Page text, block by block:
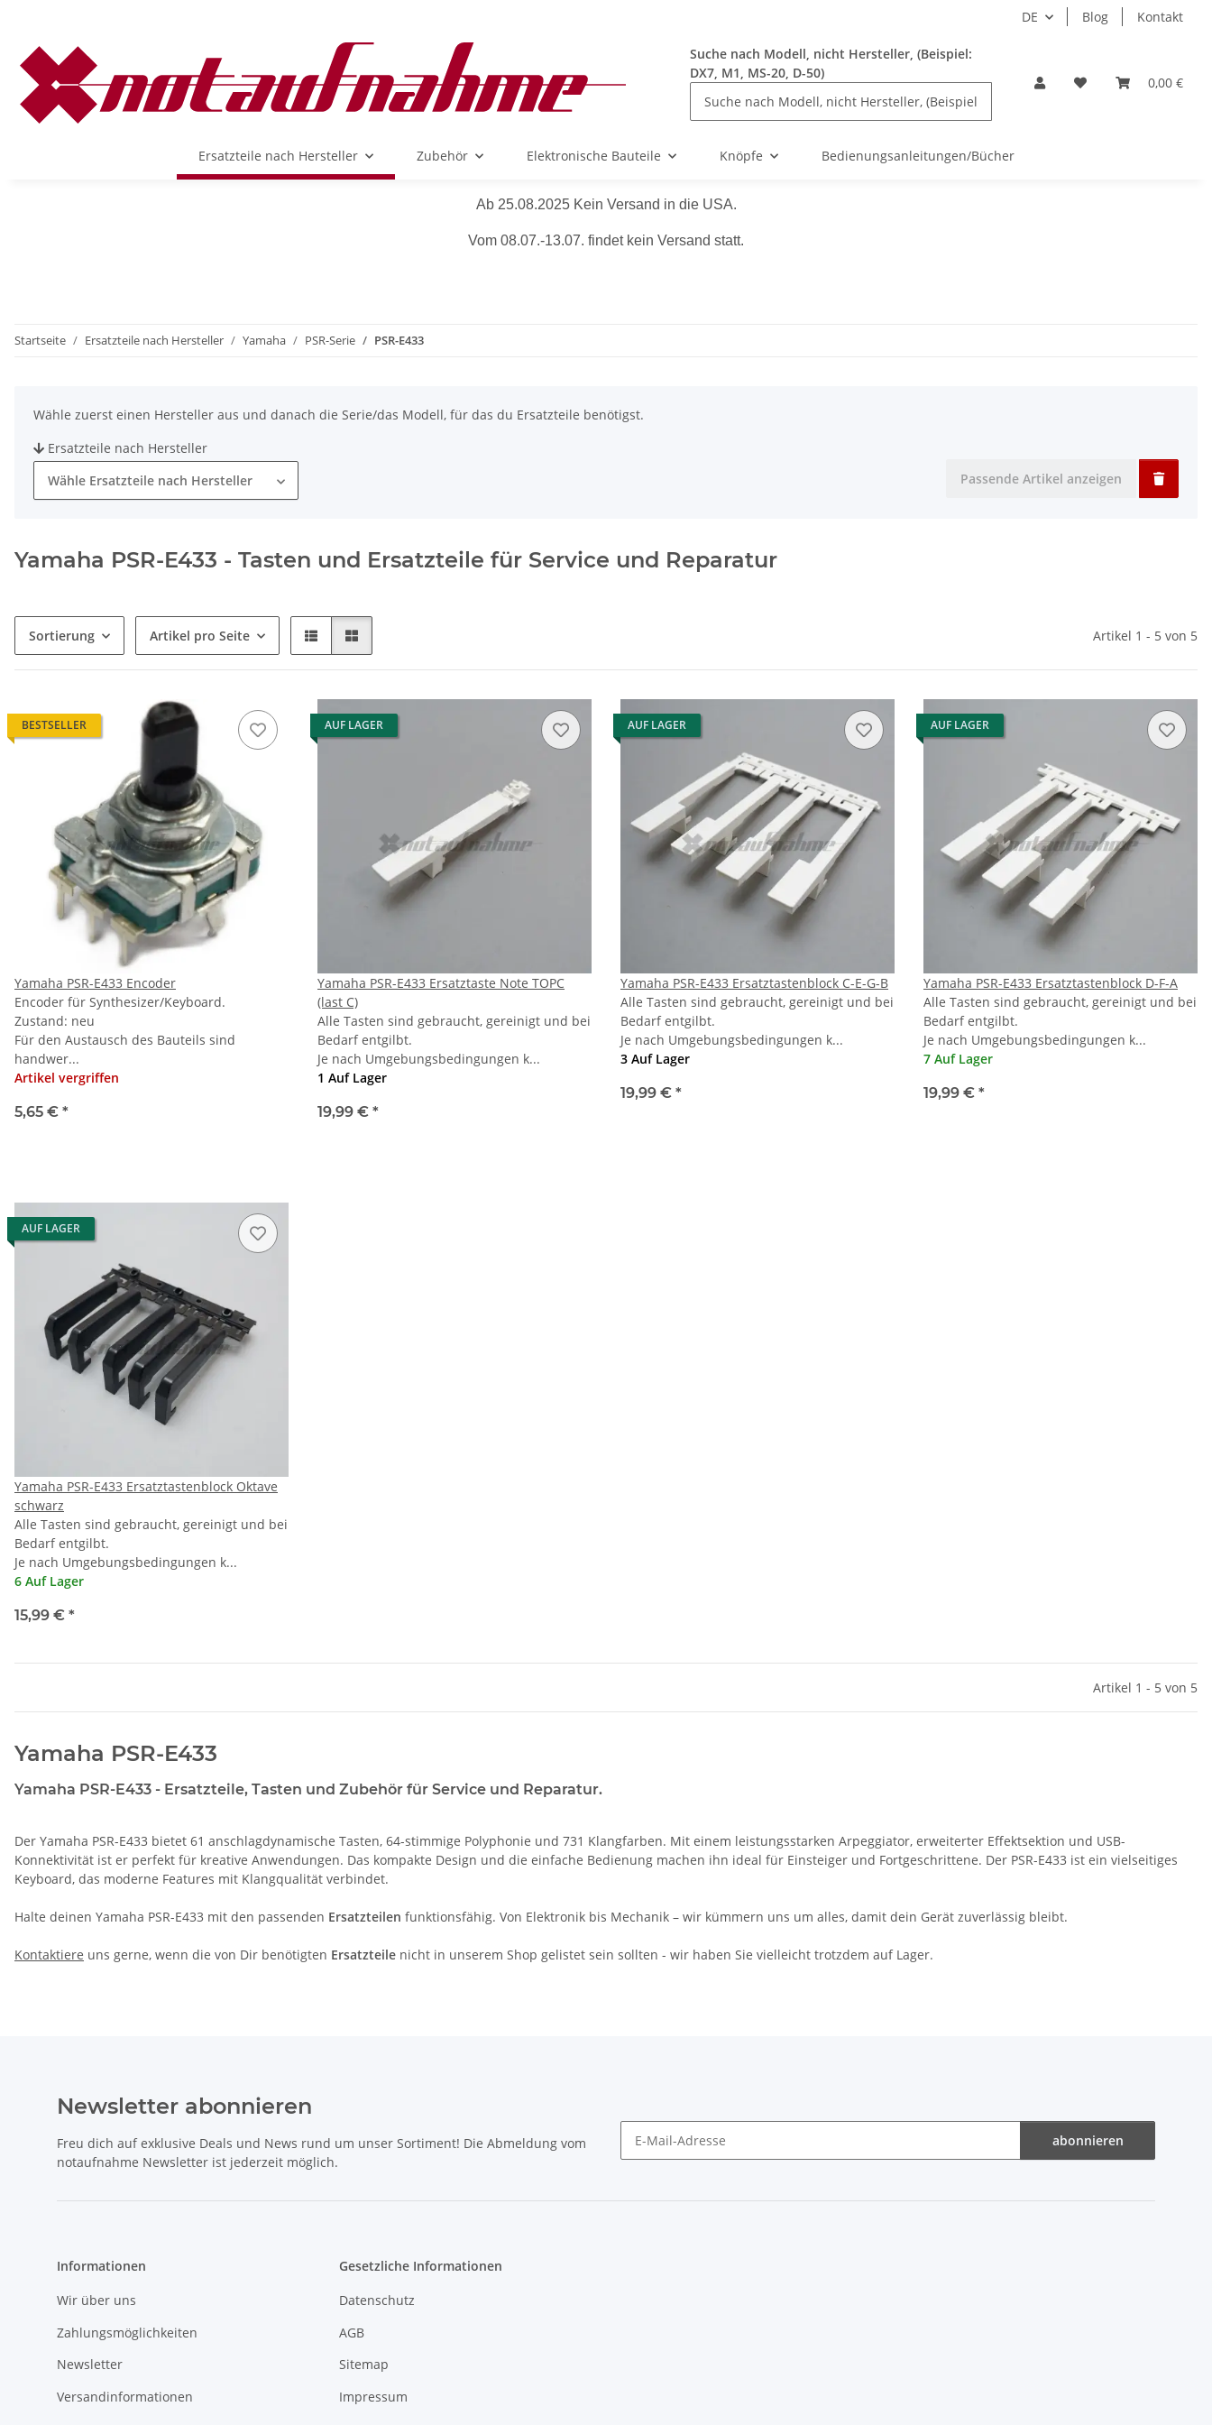
DE Blog Kontakt
Suche nach Modell, nicht Hersteller, (Beispiel:
DX7, M1, MS-20, D-50)
0,00 €
Ersatzteile nach Hersteller Zubehör Elektronische Bauteile Knöpfe Bedienungsanleitungen/Bücher
Ab 25.08.2025 Kein Versand in die USA.
Vom 08.07.-13.07. findet kein Versand statt.
Startseite Ersatzteile nach Hersteller Yamaha PSR-Serie PSR-E433
Wähle zuerst einen Hersteller aus und danach die Serie/das Modell, für das du Ersatzteile benötigst.
Ersatzteile nach Hersteller
Wähle Ersatzteile nach Hersteller
Passende Artikel anzeigen
Yamaha PSR-E433 - Tasten und Ersatzteile für Service und Reparatur
Sortierung Artikel pro Seite Artikel 1 - 5 von 5
BESTSELLER
Yamaha PSR-E433 Encoder
Encoder für Synthesizer/Keyboard.
Zustand: neu
Für den Austausch des Bauteils sind
handwer...
Artikel vergriffen
5,65 € *
AUF LAGER
Yamaha PSR-E433 Ersatztaste Note TOPC
(last C)
Alle Tasten sind gebraucht, gereinigt und bei
Bedarf entgilbt.
Je nach Umgebungsbedingungen k...
1 Auf Lager
19,99 € *
AUF LAGER
Yamaha PSR-E433 Ersatztastenblock C-E-G-B
Alle Tasten sind gebraucht, gereinigt und bei
Bedarf entgilbt.
Je nach Umgebungsbedingungen k...
3 Auf Lager
19,99 € *
AUF LAGER
Yamaha PSR-E433 Ersatztastenblock D-F-A
Alle Tasten sind gebraucht, gereinigt und bei
Bedarf entgilbt.
Je nach Umgebungsbedingungen k...
7 Auf Lager
19,99 € *
AUF LAGER
Yamaha PSR-E433 Ersatztastenblock Oktave
schwarz
Alle Tasten sind gebraucht, gereinigt und bei
Bedarf entgilbt.
Je nach Umgebungsbedingungen k...
6 Auf Lager
15,99 € *
Artikel 1 - 5 von 5
Yamaha PSR-E433
Yamaha PSR-E433 - Ersatzteile, Tasten und Zubehör für Service und Reparatur.
Der Yamaha PSR-E433 bietet 61 anschlagdynamische Tasten, 64-stimmige Polyphonie und 731 Klangfarben. Mit einem leistungsstarken Arpeggiator, erweiterter Effektsektion und USB-
Konnektivität ist er perfekt für kreative Anwendungen. Das kompakte Design und die einfache Bedienung machen ihn ideal für Einsteiger und Fortgeschrittene. Der PSR-E433 ist ein vielseitiges
Keyboard, das moderne Features mit Klangqualität verbindet.
Halte deinen Yamaha PSR-E433 mit den passenden Ersatzteilen funktionsfähig. Von Elektronik bis Mechanik – wir kümmern uns um alles, damit dein Gerät zuverlässig bleibt.
Kontaktiere uns gerne, wenn die von Dir benötigten Ersatzteile nicht in unserem Shop gelistet sein sollten - wir haben Sie vielleicht trotzdem auf Lager.
Newsletter abonnieren
Freu dich auf exklusive Deals und News rund um unser Sortiment! Die Abmeldung vom
notaufnahme Newsletter ist jederzeit möglich.
abonnieren
Informationen
Wir über uns
Zahlungsmöglichkeiten
Newsletter
Versandinformationen
Gesetzliche Informationen
Datenschutz
AGB
Sitemap
Impressum